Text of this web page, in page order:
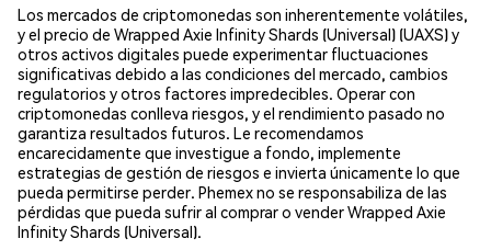
Los mercados de criptomonedas son inherentemente volátiles,
y el precio de Wrapped Axie Infinity Shards (Universal) (UAXS) y
otros activos digitales puede experimentar fluctuaciones
significativas debido a las condiciones del mercado, cambios
regulatorios y otros factores impredecibles. Operar con
criptomonedas conlleva riesgos, y el rendimiento pasado no
garantiza resultados futuros. Le recomendamos
encarecidamente que investigue a fondo, implemente
estrategias de gestión de riesgos e invierta únicamente lo que
pueda permitirse perder. Phemex no se responsabiliza de las
pérdidas que pueda sufrir al comprar o vender Wrapped Axie
Infinity Shards (Universal).